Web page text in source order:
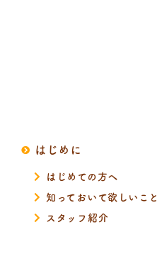
はじめに
はじめての方へ
知っておいて欲しいこと
スタッフ紹介